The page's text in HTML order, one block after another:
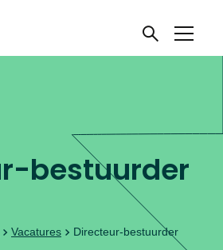
bestuurder
Vacatures Directeur-bestuurder